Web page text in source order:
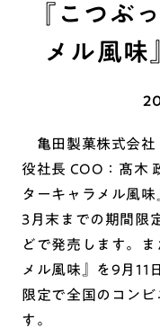
『こつぶ
メル風味
亀田製菓株式会社
役社長 COO：髙木
ターキャラメル風
3月末までの期間限
どで発売します。
メル風味』を9月11
限定で全国のコン
す。